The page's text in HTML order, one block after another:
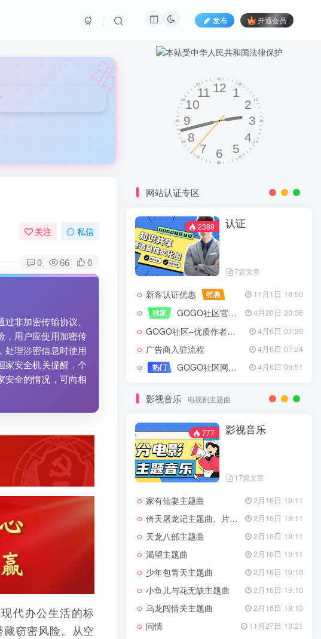
发布 开通会员
🎀
关注 私信
0 66 0
非加密传输协议、
，用户应使用加密传
处理涉密信息时使用
家安全机关提醒，个
安全的情况，可向相
代办公生活的标
窃密风险。从空
网站认证专区
2389 认证
7篇文章
新客认证优惠 特惠
11月1日 18:50
独家
GOGO社区官方成员认证 4月20日 20:36
GOGO社区–优质作者认证 4月6日 07:29
广告商入驻流程
4月6日 07:24
热门
GOGO社区网站搭建(自助服务) 4月6日 06:51
影视音乐 电视剧主题曲
777 影视音乐
17篇文章
家有仙妻主题曲 2月16日 19:11
倚天屠龙记主题曲、片头曲 2月16日 19:11
天龙八部主题曲 2月16日 19:11
渴望主题曲 2月16日 19:11
少年包青天主题曲 2月16日 19:10
小鱼儿与花无缺主题曲 2月16日 19:10
乌龙闯情关主题曲 2月16日 19:10
问情 11月27日 13:21